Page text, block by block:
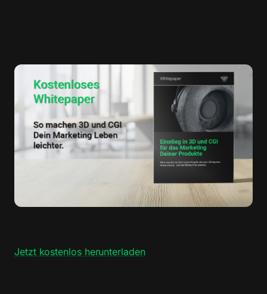
Jetzt kostenlos herunterladen